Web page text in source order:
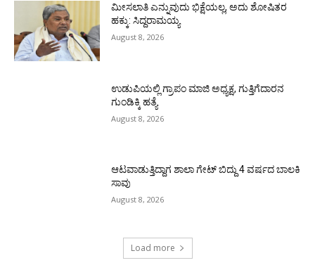
ಮೀಸಲಾತಿ ಎನ್ನುವುದು ಭಿಕ್ಷೆಯಲ್ಲ, ಅದು ಶೋಷಿತರ
ಹಕ್ಕು: ಸಿದ್ದರಾಮಯ್ಯ
August 8, 2026
ಉಡುಪಿಯಲ್ಲಿ ಗ್ರಾಪಂ ಮಾಜಿ ಅಧ್ಯಕ್ಷ, ಗುತ್ತಿಗೆದಾರನ
ಗುಂಡಿಕ್ಕಿ ಹತ್ಯೆ
August 8, 2026
ಆಟವಾಡುತ್ತಿದ್ದಾಗ ಶಾಲಾ ಗೇಟ್‌ ಬಿದ್ದು 4 ವರ್ಷದ ಬಾಲಕಿ
ಸಾವು
August 8, 2026
Load more